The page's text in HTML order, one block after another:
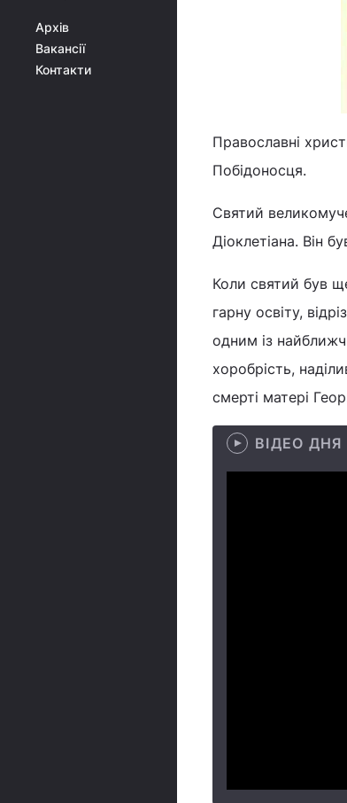
Архів
Вакансії
Контакти
Православні
Побідоносця.
Святий
Діоклетіана. Він
Коли святий був
гарну освіту,
одним із
хоробрість,
смерті матері
ВІДЕО ДНЯ